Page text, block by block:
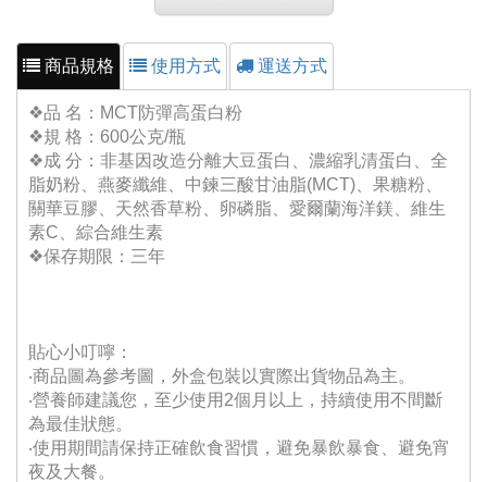
商品規格 使用方式 運送方式
❖品 名：MCT防彈高蛋白粉
❖規 格：600公克/瓶
❖成 分：非基因改造分離大豆蛋白、濃縮乳清蛋白、全
脂奶粉、燕麥纖維、中鍊三酸甘油脂(MCT)、果糖粉、
關華豆膠、天然香草粉、卵磷脂、愛爾蘭海洋鎂、維生
素C、綜合維生素
❖保存期限：三年
貼心小叮嚀：
‧商品圖為參考圖，外盒包裝以實際出貨物品為主。
‧營養師建議您，至少使用2個月以上，持續使用不間斷
為最佳狀態。
‧使用期間請保持正確飲食習慣，避免暴飲暴食、避免宵
夜及大餐。